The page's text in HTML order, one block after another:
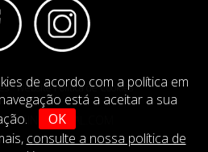
de acordo com a política em
está a aceitar a sua
OK
consulte a nossa política de
Website Politica de Cookies
IMAGINEVIRTUAL.COM